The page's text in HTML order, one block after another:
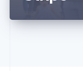
เยอรมนี